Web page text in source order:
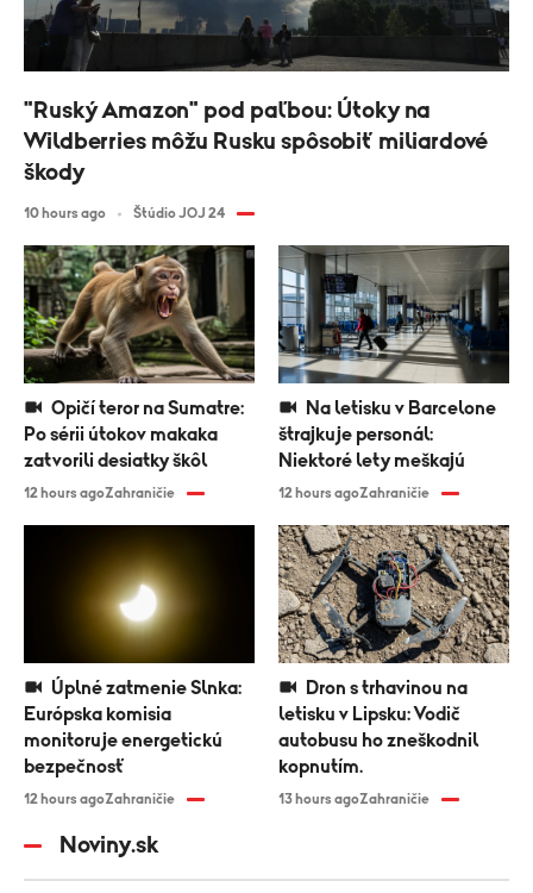
"Ruský Amazon" pod paľbou: Útoky na
Wildberries môžu Rusku spôsobiť miliardové
škody
10 hours ago Štúdio JOJ 24
Po sérii útokov makaka
zatvorili desiatky škôl
12 hours agoZahraničie
štrajkuje personál:
Niektoré lety meškajú
12 hours agoZahraničie
Európska komisia
monitoruje energetickú
bezpečnosť
12 hours agoZahraničie
letisku v Lipsku: Vodič
autobusu ho zneškodnil
kopnutím.
13 hours agoZahraničie
Noviny.sk